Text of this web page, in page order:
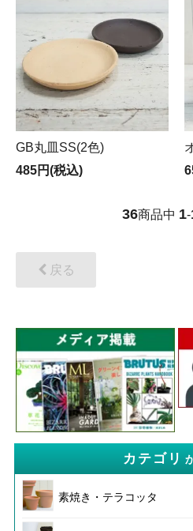
GB丸皿SS(2色)
485円(税込)
36商品中 1-
戻る
カテゴリ
素焼き・テラコッタ